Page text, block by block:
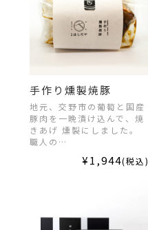
手作り燻製焼豚
地元、交野市の葡萄と国産
豚肉を一晩漬け込んで、焼
きあげ 燻製にしました。
職人の…
¥1,944(税込)